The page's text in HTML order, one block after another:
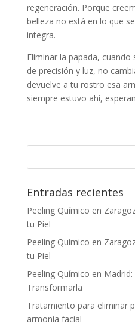
regeneración. Porque
belleza no está en lo que
integra.
Eliminar la papada,
de precisión y luz, no
devuelve a tu rostro esa
siempre estuvo ahí,
Entradas recientes
Peeling Químico en
tu Piel
Peeling Químico en
tu Piel
Peeling Químico en
Transformarla
Tratamiento para eliminar
armonía facial